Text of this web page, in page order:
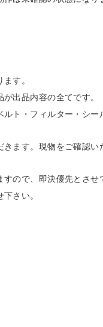
す。
出品内容の全てです。
ト・フィルター・シー
ます。現物をご確認い
ので、即決優先とさせ
さい。